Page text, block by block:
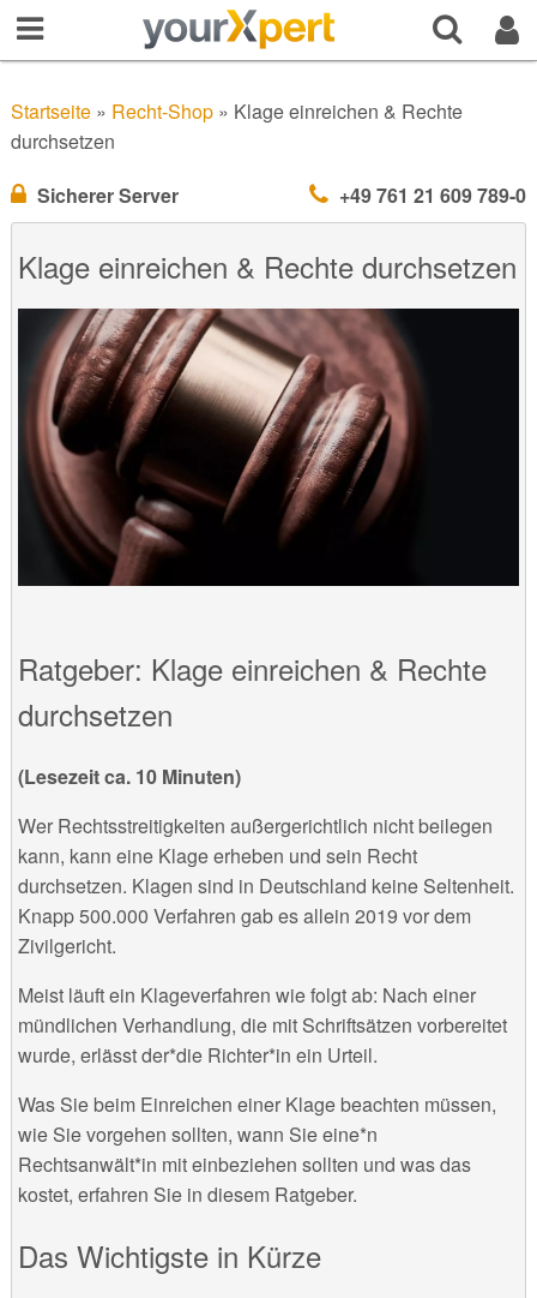
Startseite» Recht-Shop» Klage einreichen & Rechte
durchsetzen
Sicherer Server
+49 761 21 609 789-0
Klage einreichen & Rechte durchsetzen
Ratgeber: Klage einreichen & Rechte
durchsetzen
(Lesezeit ca. 10 Minuten)
Wer Rechtsstreitigkeiten außergerichtlich nicht beilegen
kann, kann eine Klage erheben und sein Recht
durchsetzen. Klagen sind in Deutschland keine Seltenheit.
Knapp 500.000 Verfahren gab es allein 2019 vor dem
Zivilgericht.
Meist läuft ein Klageverfahren wie folgt ab: Nach einer
mündlichen Verhandlung, die mit Schriftsätzen vorbereitet
wurde, erlässt der*die Richter*in ein Urteil.
Was Sie beim Einreichen einer Klage beachten müssen,
wie Sie vorgehen sollten, wann Sie eine*n
Rechtsanwält*in mit einbeziehen sollten und was das
kostet, erfahren Sie in diesem Ratgeber.
Das Wichtigste in Kürze